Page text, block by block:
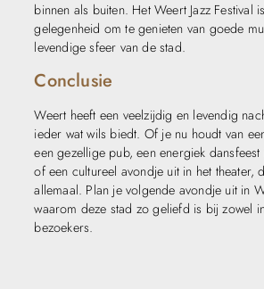
binnen als buiten. Het Weert Jazz Festival
gelegenheid om te genieten van goede
levendige sfeer van de stad.
Conclusie
Weert heeft een veelzijdig en levendig
ieder wat wils biedt. Of je nu houdt van
een gezellige pub, een energiek
of een cultureel avondje uit in het theater,
allemaal. Plan je volgende avondje uit in
waarom deze stad zo geliefd is bij zowel
bezoekers.